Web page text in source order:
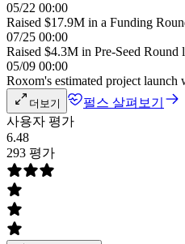
05/22 00:00
Raised $17.9M in a Funding
07/25 00:00
Raised $4.3M in Pre-Seed Round
05/09 00:00
Roxom's estimated project launch
더보기
펄스 살펴보기
사용자 평가
6.48
293 평가